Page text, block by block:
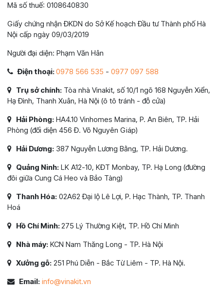
Mã số thuế: 0108640830
Giấy chứng nhận ĐKDN do Sở Kế hoạch Đầu tư Thành phố Hà
Nội cấp ngày 09/03/2019
Người đại diện: Phạm Văn Hân
Điện thoại:0978 566 535 - 0977 097 588
Trụ sở chính: Tòa nhà Vinakit, số 10/1 ngõ 168 Nguyễn Xiển,
Hạ Đình, Thanh Xuân, Hà Nội (ô tô tránh - đỗ cửa)
Hải Phòng: HA4.10 Vinhomes Marina, P. An Biên, TP. Hải
Phòng (đối diện 456 Đ. Võ Nguyên Giáp)
Hải Dương: 387 Nguyễn Lương Bằng, TP. Hải Dương.
Quảng Ninh: LK A12-10, KĐT Monbay, TP. Hạ Long (đường
đôi giữa Cung Cá Heo và Bảo Tàng)
Thanh Hóa: 02A62 Đại lộ Lê Lợi, P. Hạc Thành, TP. Thanh
Hoá
Hồ Chí Minh:275 Lý Thường Kiệt, TP. Hồ Chí Minh
Nhà máy: KCN Nam Thăng Long - TP. Hà Nội
Xưởng gỗ: 251 Phú Diễn - Bắc Từ Liêm - TP. Hà Nội.
Email: info@vinakit.vn